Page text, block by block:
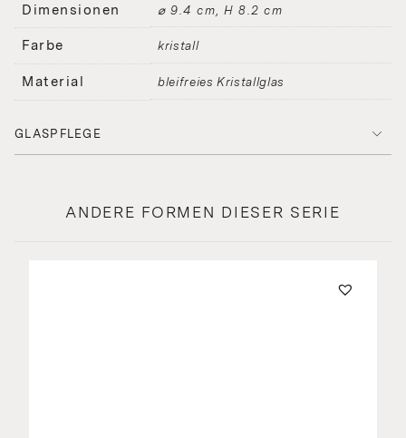
Dimensionen ⌀ 9.4 cm, H 8.2 cm
Farbe kristall
Material bleifreies Kristallglas
GLASPFLEGE
ANDERE FORMEN DIESER SERIE